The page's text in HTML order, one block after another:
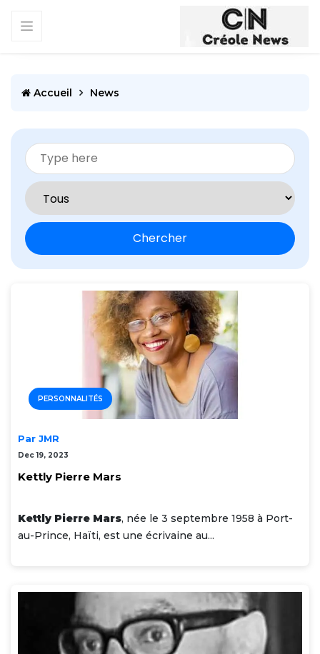
Accueil News
Chercher
PERSONNALITÉS
Par JMR
Dec 19, 2023
Kettly Pierre Mars
Kettly Pierre Mars, née le 3 septembre 1958 à Port-
au-Prince, Haïti, est une écrivaine au...